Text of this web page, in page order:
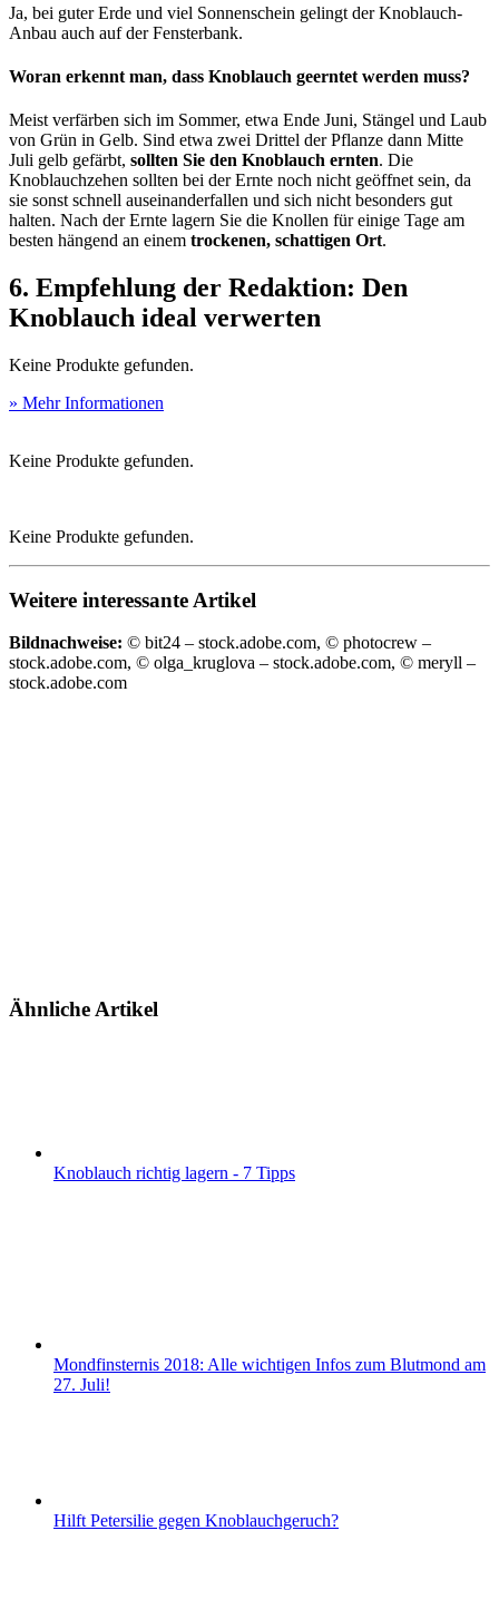
Ja, bei guter Erde und viel Sonnenschein gelingt der Knoblauch-
Anbau auch auf der Fensterbank.
Woran erkennt man, dass Knoblauch geerntet werden muss?
Meist verfärben sich im Sommer, etwa Ende Juni, Stängel und Laub
von Grün in Gelb. Sind etwa zwei Drittel der Pflanze dann Mitte
Juli gelb gefärbt, sollten Sie den Knoblauch ernten. Die
Knoblauchzehen sollten bei der Ernte noch nicht geöffnet sein, da
sie sonst schnell auseinanderfallen und sich nicht besonders gut
halten. Nach der Ernte lagern Sie die Knollen für einige Tage am
besten hängend an einem trockenen, schattigen Ort.
6. Empfehlung der Redaktion: Den
Knoblauch ideal verwerten
Keine Produkte gefunden.
» Mehr Informationen
Keine Produkte gefunden.
Keine Produkte gefunden.
Weitere interessante Artikel
Bildnachweise: © bit24 – stock.adobe.com, © photocrew –
stock.adobe.com, © olga_kruglova – stock.adobe.com, © meryll –
stock.adobe.com
Ähnliche Artikel
Knoblauch richtig lagern - 7 Tipps
Mondfinsternis 2018: Alle wichtigen Infos zum Blutmond am
27. Juli!
Hilft Petersilie gegen Knoblauchgeruch?